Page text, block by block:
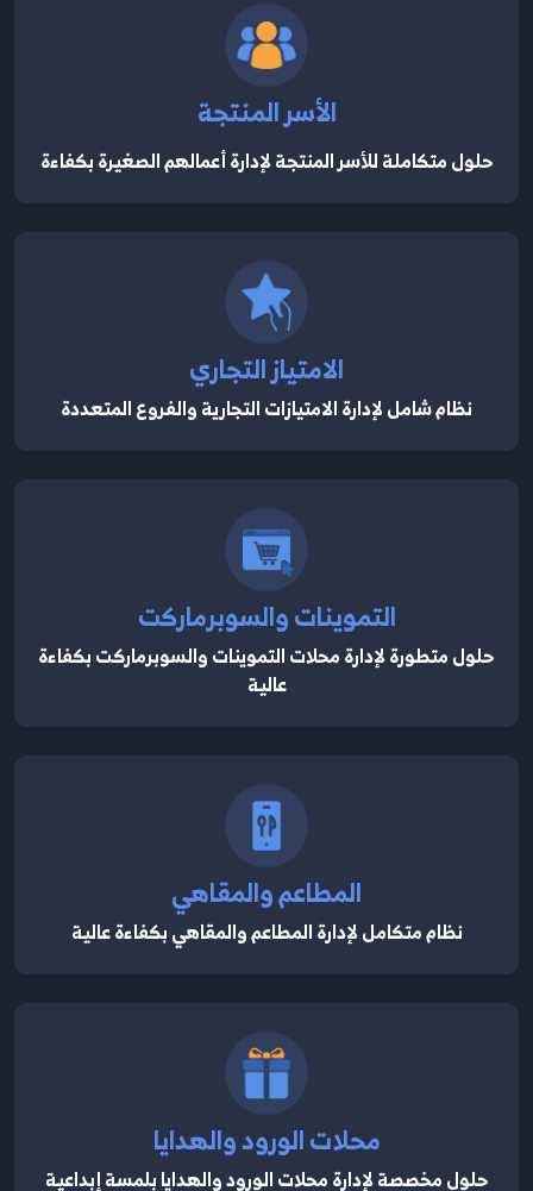
الأسر المنتجة
حلول متكاملة للأسر المنتجة لإدارة أعمالهم الصغيرة بكفاءة
الامتياز التجاري
نظام شامل لإدارة الامتيازات التجارية والفروع المتعددة
التموينات والسوبرماركت
حلول متطورة لإدارة محلات التموينات والسوبرماركت بكفاءة
عالية
المطاعم والمقاهي
نظام متكامل لإدارة المطاعم والمقاهي بكفاءة عالية
محلات الورود والهدايا
حلول مخصصة لإدارة محلات الورود والهدايا بلمسة إبداعية